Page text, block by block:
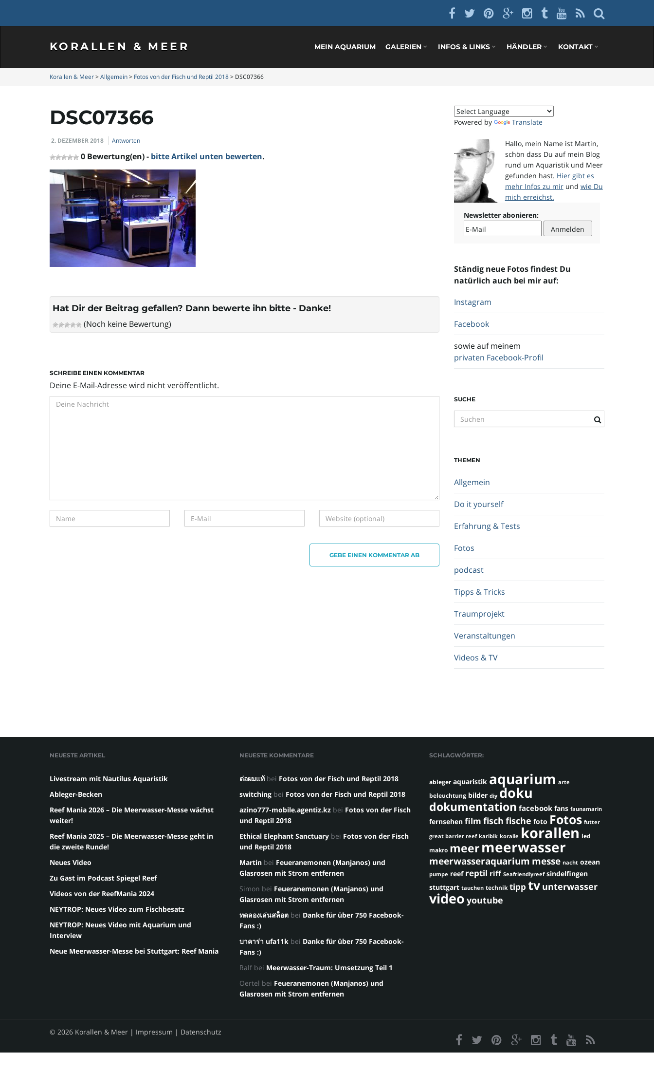
KORALLEN & MEER MEIN AQUARIUM GALERIEN INFOS & LINKS HÄNDLER KONTAKT
Korallen & Meer>Allgemein> Fotos von der Fisch und Reptil 2018> DSC07366
DSC07366
2. DEZEMBER 2018 Antworten
0 Bewertung(en) - bitte Artikel unten bewerten.
Hat Dir der Beitrag gefallen? Dann bewerte ihn bitte - Danke!
(Noch keine Bewertung)
SCHREIBE EINEN KOMMENTAR
Deine E-Mail-Adresse wird nicht veröffentlicht.
GEBE EINEN KOMMENTAR AB
Powered by Translate
Hallo, mein Name ist Martin,
schön dass Du auf mein Blog
rund um Aquaristik und Meer
gefunden hast. Hier gibt es
mehr Infos zu mirund wie Du
mich erreichst.
Newsletter abonieren:
Ständig neue Fotos findest Du
natürlich auch bei mir auf:
Instagram
Facebook
sowie auf meinem
privaten Facebook-Profil
SUCHE
u
b
g
i
f
.
.
.
THEMEN
Allgemein
Do it yourself
Erfahrung & Tests
Fotos
podcast
Tipps & Tricks
Traumprojekt
Veranstaltungen
Videos & TV
NEUESTE ARTIKEL
Livestream mit Nautilus Aquaristik
Ableger-Becken
Reef Mania 2026 – Die Meerwasser-Messe wächst
weiter!
Reef Mania 2025 – Die Meerwasser-Messe geht in
die zweite Runde!
Neues Video
Zu Gast im Podcast Spiegel Reef
Videos von der ReefMania 2024
NEYTROP: Neues Video zum Fischbesatz
NEYTROP: Neues Video mit Aquarium und
Interview
Neue Meerwasser-Messe bei Stuttgart: Reef Mania
NEUESTE KOMMENTARE
ต่อผมแท้ bei Fotos von der Fisch und Reptil 2018
switching bei Fotos von der Fisch und Reptil 2018
azino777-mobile.agentiz.kz bei Fotos von der Fisch
und Reptil 2018
Ethical Elephant Sanctuary bei Fotos von der Fisch
und Reptil 2018
Martin bei Feueranemonen (Manjanos) und
Glasrosen mit Strom entfernen
Simon bei Feueranemonen (Manjanos) und
Glasrosen mit Strom entfernen
ทดลองเล่นสล็อต bei Danke für über 750 Facebook-
Fans :)
บาคาร่า ufa11k bei Danke für über 750 Facebook-
Fans :)
Ralf bei Meerwasser-Traum: Umsetzung Teil 1
Oertel bei Feueranemonen (Manjanos) und
Glasrosen mit Strom entfernen
SCHLAGWÖRTER:
ableger aquaristik aquarium arte
beleuchtung bilder diy doku
dokumentation facebook fans faunamarin
fernsehen film fisch fische foto Fotos futter
great barrier reef karibik koralle korallen led
makro meermeerwasser
meerwasseraquarium messe nacht ozean
pumpe reef reptil riff Seafriendlyreef sindelfingen
stuttgart tauchen technik tipp tv unterwasser
video youtube
© 2026 Korallen & Meer | Impressum | Datenschutz